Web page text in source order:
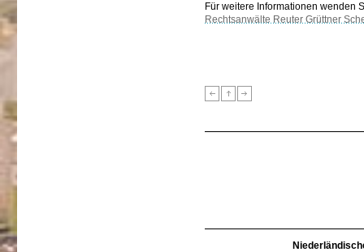
Für weitere Informationen wenden
Rechtsanwälte Reuter Grüttner